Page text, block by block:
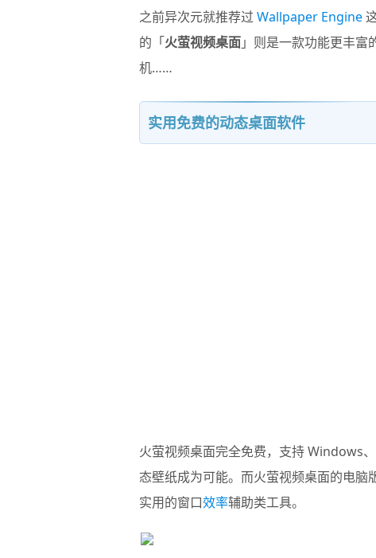
之前异次元就推荐过 Wallpaper Engine
的「火萤视频桌面」则是一款功能更丰富
机……
实用免费的动态桌面软件
火萤视频桌面完全免费，支持 Windows、
态壁纸成为可能。而火萤视频桌面的电脑
实用的窗口效率辅助类工具。